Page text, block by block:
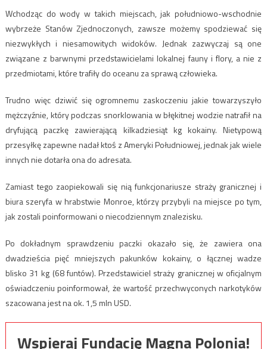
Wchodząc do wody w takich miejscach, jak południowo-wschodnie
wybrzeże Stanów Zjednoczonych, zawsze możemy spodziewać się
niezwykłych i niesamowitych widoków. Jednak zazwyczaj są one
związane z barwnymi przedstawicielami lokalnej fauny i flory, a nie z
przedmiotami, które trafiły do oceanu za sprawą człowieka.
Trudno więc dziwić się ogromnemu zaskoczeniu jakie towarzyszyło
mężczyźnie, który podczas snorklowania w błękitnej wodzie natrafił na
dryfującą paczkę zawierającą kilkadziesiąt kg kokainy. Nietypową
przesyłkę zapewne nadał ktoś z Ameryki Południowej, jednak jak wiele
innych nie dotarła ona do adresata.
Zamiast tego zaopiekowali się nią funkcjonariusze straży granicznej i
biura szeryfa w hrabstwie Monroe, którzy przybyli na miejsce po tym,
jak zostali poinformowani o niecodziennym znalezisku.
Po dokładnym sprawdzeniu paczki okazało się, że zawiera ona
dwadzieścia pięć mniejszych pakunków kokainy, o łącznej wadze
blisko 31 kg (68 funtów). Przedstawiciel straży granicznej w oficjalnym
oświadczeniu poinformował, że wartość przechwyconych narkotyków
szacowana jest na ok. 1,5 mln USD.
Wspieraj Fundację Magna Polonia!